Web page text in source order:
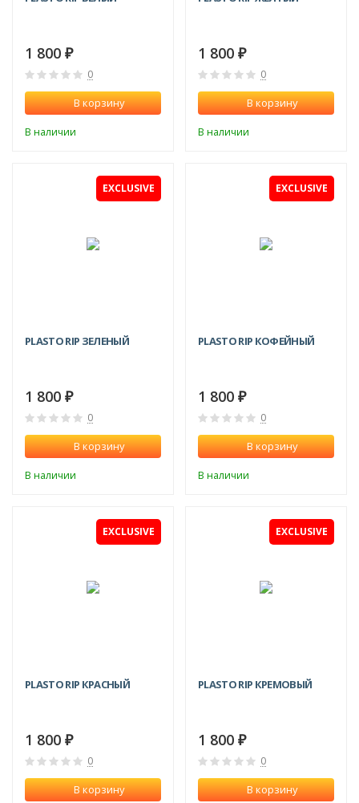
1 800 ₽
0
В корзину
В наличии
1 800 ₽
0
В корзину
В наличии
EXCLUSIVE
PLASTO RIP ЗЕЛЕНЫЙ
1 800 ₽
0
В корзину
В наличии
EXCLUSIVE
PLASTO RIP КОФЕЙНЫЙ
1 800 ₽
0
В корзину
В наличии
EXCLUSIVE
PLASTO RIP КРАСНЫЙ
1 800 ₽
0
В корзину
EXCLUSIVE
PLASTO RIP КРЕМОВЫЙ
1 800 ₽
0
В корзину